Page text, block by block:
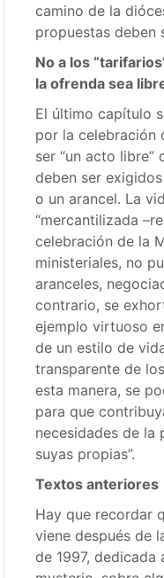
camino de la
propuestas deben
No a los
la ofrenda sea
El último capítulo
por la celebración
ser “un acto
deben ser
o un arancel. La
“mercantilizada
celebración de la
ministeriales, no
aranceles,
contrario, se
ejemplo virtuoso
de un estilo de
transparente de
esta manera, se
para que
necesidades de la
suyas propias”.
Textos anteriores
Hay que recordar
viene después de
de 1997, dedicada